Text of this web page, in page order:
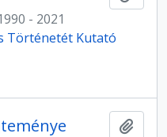
- 2021
Történetét Kutató